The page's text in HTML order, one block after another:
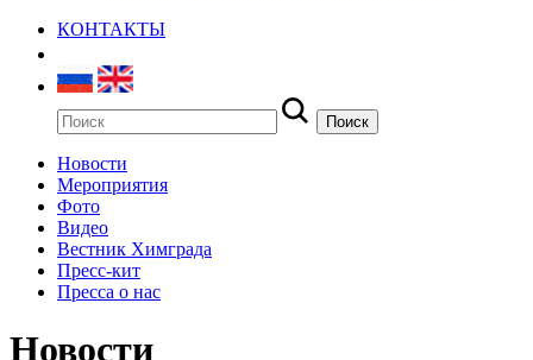
КОНТАКТЫ
Новости
Мероприятия
Фото
Видео
Вестник Химграда
Пресс-кит
Пресса о нас
Новости